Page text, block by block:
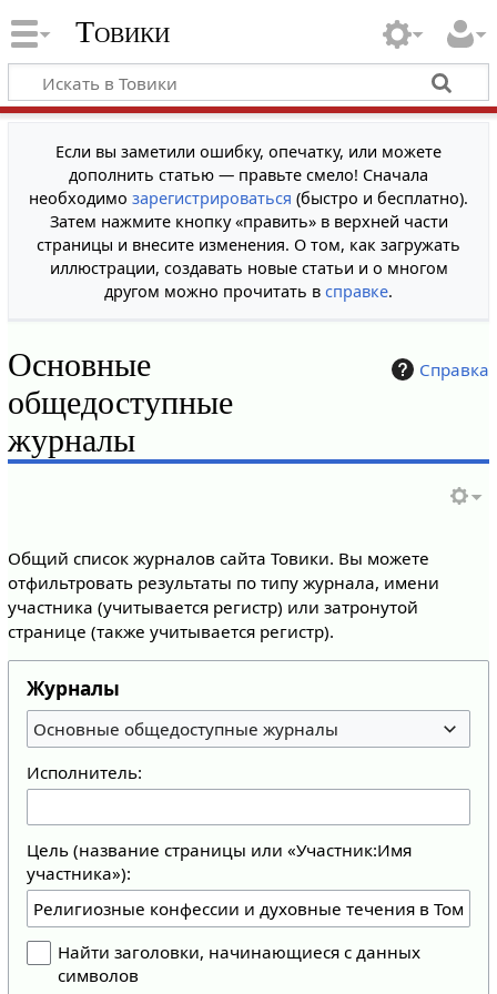
Товики
Если вы заметили ошибку, опечатку, или можете
дополнить статью — правьте смело! Сначала
необходимо зарегистрироваться (быстро и бесплатно).
Затем нажмите кнопку «править» в верхней части
страницы и внесите изменения. О том, как загружать
иллюстрации, создавать новые статьи и о многом
другом можно прочитать в справке.
Справка
Основные
общедоступные
журналы
Общий список журналов сайта Товики. Вы можете
отфильтровать результаты по типу журнала, имени
участника (учитывается регистр) или затронутой
странице (также учитывается регистр).
Журналы
Основные общедоступные журналы
Исполнитель:
Цель (название страницы или «Участник:Имя
участника»):
Найти заголовки, начинающиеся с данных
символов